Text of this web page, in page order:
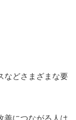
などさまざまな要
善につながる人は